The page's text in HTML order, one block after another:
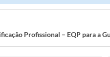
Profissional – EQP para a